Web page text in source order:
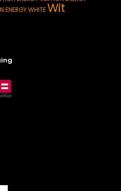
ENERGY WHITEWit